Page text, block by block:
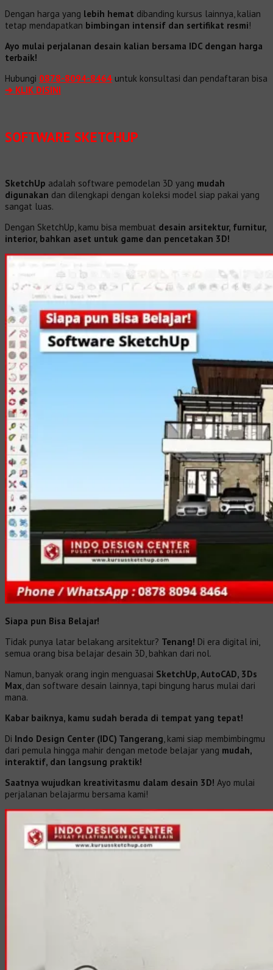
Dengan harga yang lebih hemat dibanding kursus lainnya, kalian
tetap mendapatkan bimbingan intensif dan sertifikat resmi!
Ayo mulai perjalanan desain kalian bersama IDC dengan harga
terbaik!
Hubungi 0878-8094-8464 untuk konsultasi dan pendaftaran bisa
➔ KLIK DISINI
SOFTWARE SKETCHUP
SketchUp adalah software pemodelan 3D yang mudah
digunakan dan dilengkapi dengan koleksi model siap pakai yang
sangat luas.
Dengan SketchUp, kamu bisa membuat desain arsitektur, furnitur,
interior, bahkan aset untuk game dan pencetakan 3D!
Siapa pun Bisa Belajar!
Tidak punya latar belakang arsitektur? Tenang! Di era digital ini,
semua orang bisa belajar desain 3D, bahkan dari nol.
Namun, banyak orang ingin menguasai SketchUp, AutoCAD, 3Ds
Max, dan software desain lainnya, tapi bingung harus mulai dari
mana.
Kabar baiknya, kamu sudah berada di tempat yang tepat!
Di Indo Design Center (IDC) Tangerang, kami siap membimbingmu
dari pemula hingga mahir dengan metode belajar yang mudah,
interaktif, dan langsung praktik!
Saatnya wujudkan kreativitasmu dalam desain 3D! Ayo mulai
perjalanan belajarmu bersama kami!